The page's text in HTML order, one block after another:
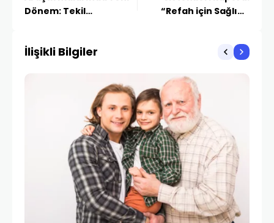
Dönem: Tekil
Tedavilere
“Refah için Sağlığa
İlişikli Bilgiler